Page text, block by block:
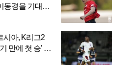
동경을 기대해
시아, K리그2
만에 첫 승’ 충